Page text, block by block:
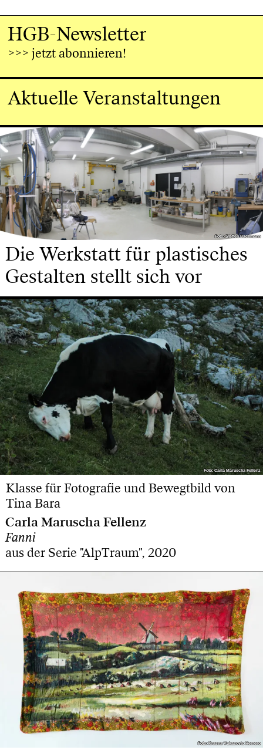
HGB-Newsletter
>>> jetzt abonnieren!
Aktuelle Veranstaltungen
Foto: Steffen Bachmann
Foto: Steffen Bachmann
Die Werkstatt für plastisches
Gestalten stellt sich vor
Foto: Carla Maruscha Fellenz
Foto: Carla Maruscha Fellenz
Klasse für Fotografie und Bewegtbild von
Tina Bara
Carla Maruscha Fellenz
Fanni
aus der Serie "AlpTraum", 2020
Foto: Krasna Vukasovic Herrero
Foto: Krasna Vukasovic Herrero